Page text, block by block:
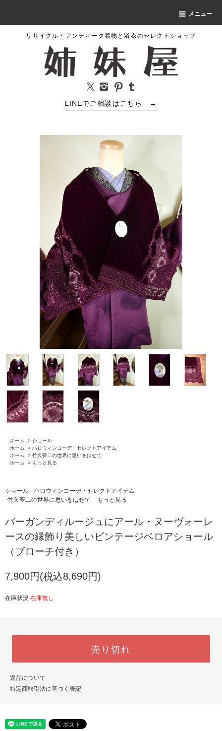
メニュー
リサイクル・アンティーク着物と浴衣のセレクトショップ
LINEでご相談はこちら →
ホーム > ショール
ホーム
> ハロウィンコーデ・セレクトアイテム
ホーム
> 竹久夢二の世界に思いをはせて
ホーム
> もっと見る
ショール
ハロウィンコーデ・セレクトアイテム
竹久夢二の世界に思いをはせて
もっと見る
バーガンディルージュにアール・ヌーヴォーレ
ースの縁飾り美しいビンテージベロアショール
（ブローチ付き）
7,900円(税込8,690円)
在庫状況 在庫無し
売り切れ
返品について
特定商取引法に基づく表記